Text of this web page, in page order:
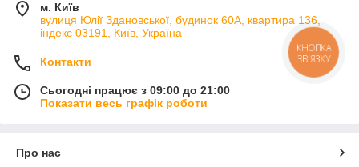
м. Київ
вулиця Юлії Здановської, будинок 60А, квартира 136,
індекс 03191, Київ, Україна
Контакти
Сьогодні працює з 09:00 до 21:00
Показати весь графік роботи
Про нас
КНОПКА
ЗВ'ЯЗКУ